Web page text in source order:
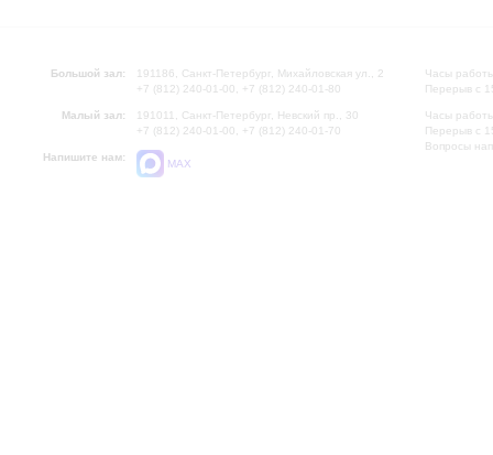
Большой зал:
191186, Санкт-Петербург, Михайловская ул., 2
+7 (812) 240-01-00, +7 (812) 240-01-80
Малый зал:
191011, Санкт-Петербург, Невский пр., 30
+7 (812) 240-01-00, +7 (812) 240-01-70
Напишите нам:
MAX
Часы
Перерыв с
Часы
Перерыв с
Вопросы